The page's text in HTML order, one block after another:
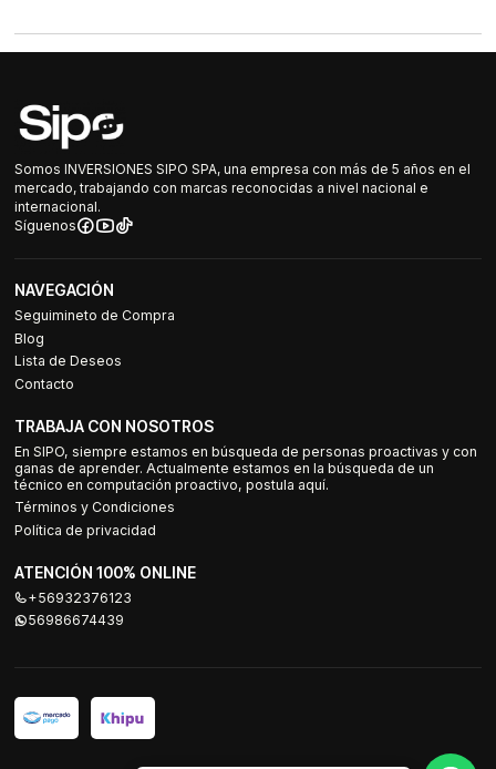
Somos INVERSIONES SIPO SPA, una empresa con más de 5 años en el
mercado, trabajando con marcas reconocidas a nivel nacional e
internacional.
Síguenos
NAVEGACIÓN
Seguimineto de Compra
Blog
Lista de Deseos
Contacto
TRABAJA CON NOSOTROS
En SIPO, siempre estamos en búsqueda de personas proactivas y con
ganas de aprender. Actualmente estamos en la búsqueda de un
técnico en computación proactivo, postula aquí.
Términos y Condiciones
Política de privacidad
ATENCIÓN 100% ONLINE
+56932376123
56986674439